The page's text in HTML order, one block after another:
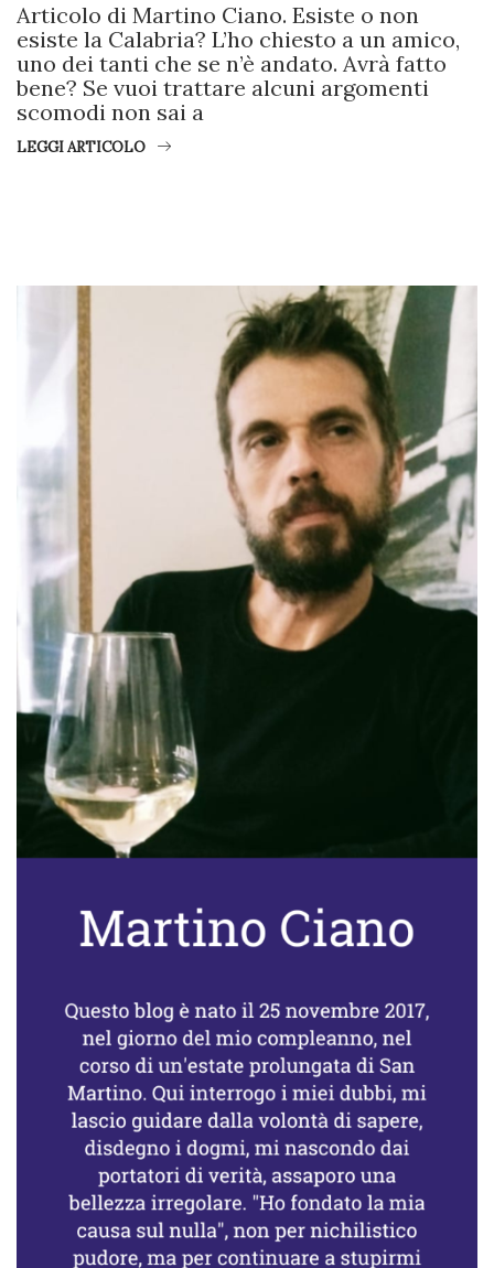
Articolo di Martino Ciano. Esiste o non
esiste la Calabria? L’ho chiesto a un amico,
uno dei tanti che se n’è andato. Avrà fatto
bene? Se vuoi trattare alcuni argomenti
scomodi non sai a
LEGGI ARTICOLO